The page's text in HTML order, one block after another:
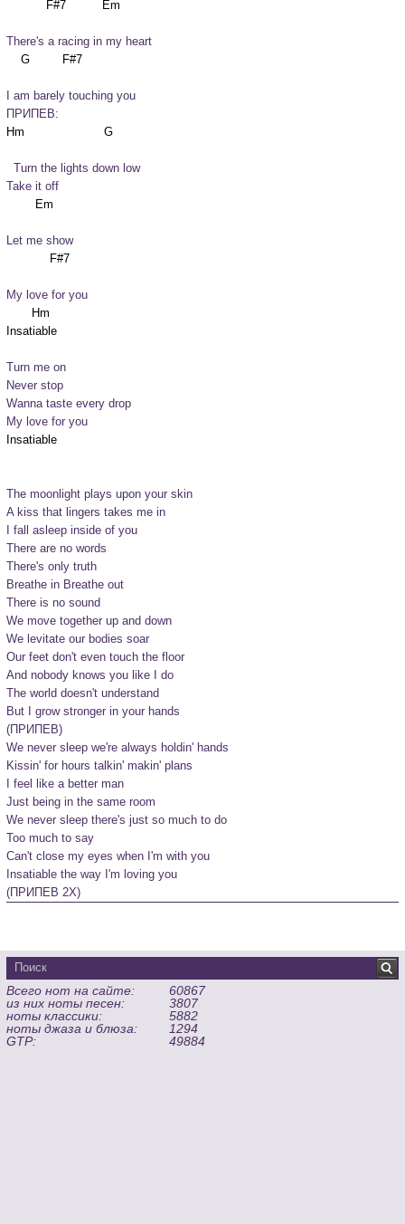
There's a racing in my heart
I am barely touching you
ПРИПЕВ:
  Turn the lights down low
Take it off
Let me show
My love for you
Turn me on
Never stop
Wanna taste every drop
My love for you
Insatiable
The moonlight plays upon your skin
A kiss that lingers takes me in
I fall asleep inside of you
There are no words
There's only truth
Breathe in Breathe out
There is no sound
We move together up and down
We levitate our bodies soar
Our feet don't even touch the floor
And nobody knows you like I do
The world doesn't understand
But I grow stronger in your hands
(ПРИПЕВ)
We never sleep we're always holdin' hands
Kissin' for hours talkin' makin' plans
I feel like a better man
Just being in the same room
We never sleep there's just so much to do
Too much to say
Can't close my eyes when I'm with you
Insatiable the way I'm loving you
(ПРИПЕВ 2Х)
Всего нот на сайте:
60867
из них ноты песен:
3807
ноты классики:
5882
ноты джаза и блюза:
1294
GTP:
49884